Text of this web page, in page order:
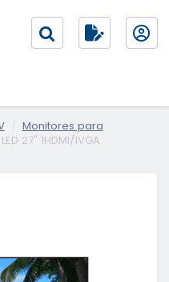
Monitores para
27" 1HDMI/1VGA